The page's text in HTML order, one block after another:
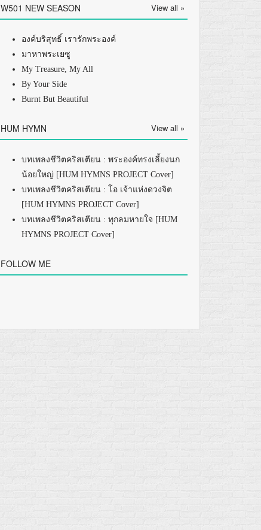
W501 NEW SEASON View all »
องค์บริสุทธิ์ เรารักพระองค์
มาหาพระเยซู
My Treasure, My All
By Your Side
Burnt But Beautiful
HUM HYMN View all »
บทเพลงชีวิตคริสเตียน : พระองค์ทรงเลี้ยงนก
น้อยใหญ่ [HUM HYMNS PROJECT Cover]
บทเพลงชีวิตคริสเตียน : โอ เจ้าแห่งดวงจิต
[HUM HYMNS PROJECT Cover]
บทเพลงชีวิตคริสเตียน : ทุกลมหายใจ [HUM
HYMNS PROJECT Cover]
FOLLOW ME